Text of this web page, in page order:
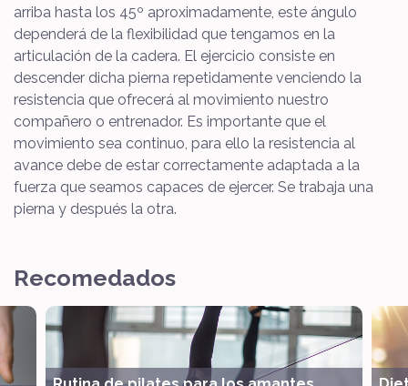
arriba hasta los 45º aproximadamente, este ángulo
dependerá de la flexibilidad que tengamos en la
articulación de la cadera. El ejercicio consiste en
descender dicha pierna repetidamente venciendo la
resistencia que ofrecerá al movimiento nuestro
compañero o entrenador. Es importante que el
movimiento sea continuo, para ello la resistencia al
avance debe de estar correctamente adaptada a la
fuerza que seamos capaces de ejercer. Se trabaja una
pierna y después la otra.
Recomedados